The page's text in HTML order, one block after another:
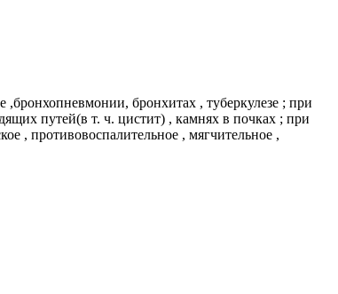
бронхитах , туберкулезе ; при
путей(в т. ч. цистит) , камнях в почках ; при
, противовоспалительное , мягчительное ,